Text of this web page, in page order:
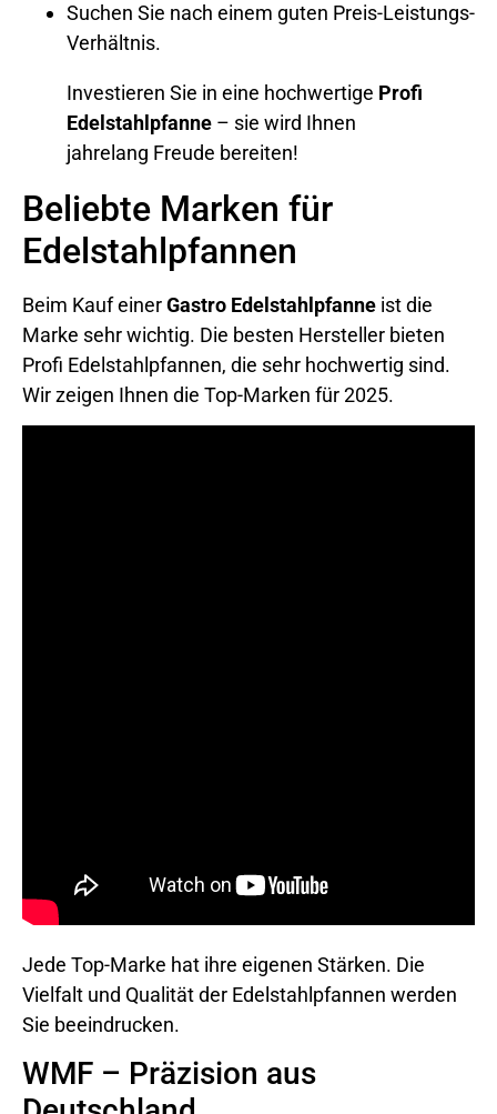
Suchen Sie nach einem guten Preis-Leistungs-
Verhältnis.
Investieren Sie in eine hochwertige Profi
Edelstahlpfanne – sie wird Ihnen
jahrelang Freude bereiten!
Beliebte Marken für
Edelstahlpfannen
Beim Kauf einerGastro Edelstahlpfanne ist die
Marke sehr wichtig. Die besten Hersteller bieten
Profi Edelstahlpfannen, die sehr hochwertig sind.
Wir zeigen Ihnen die Top-Marken für 2025.
Jede Top-Marke hat ihre eigenen Stärken. Die
Vielfalt und Qualität der Edelstahlpfannen werden
Sie beeindrucken.
WMF – Präzision aus